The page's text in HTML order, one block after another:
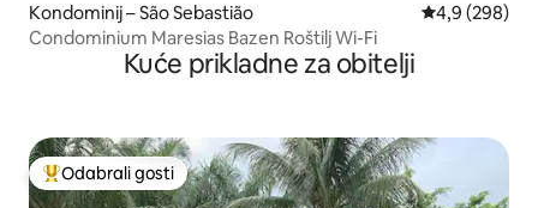
Kondominij – São Sebastião Prosječna
4,9 (298)
Condominium Maresias Bazen Roštilj Wi-Fi
Kuće prikladne za obitelji
Među najviše rangiranima s oznakom „Odabrali gosti”
Odabrali gosti